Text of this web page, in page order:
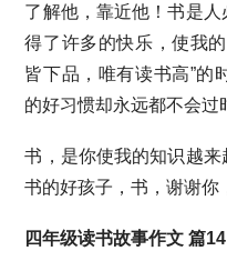
了解他，靠近他！书是
得了许多的快乐，使我
皆下品，唯有读书高”的
的好习惯却永远都不会过
书，是你使我的知识越
书的好孩子，书，谢谢你
四年级读书故事作文 篇14